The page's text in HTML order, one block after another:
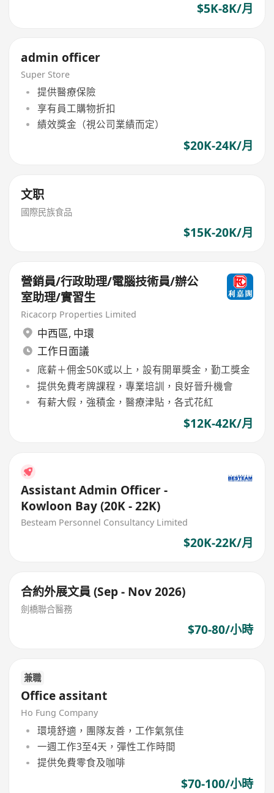
$5K-8K/月
admin officer
Super Store
提供醫療保險
享有員工購物折扣
績效獎金（視公司業績而定）
$20K-24K/月
文职
國際民族食品
$15K-20K/月
營銷員/行政助理/電腦技術員/辦公
室助理/實習生
Ricacorp Properties Limited
中西區, 中環
工作日面議
底薪＋佣金50K或以上，設有開單獎金，勤工獎金
提供免費考牌課程，專業培訓，良好晉升機會
有薪大假，強積金，醫療津貼，各式花紅
$12K-42K/月
Assistant Admin Officer -
Kowloon Bay (20K - 22K)
Besteam Personnel Consultancy Limited
$20K-22K/月
合約外展文員 (Sep - Nov 2026)
劍橋聯合醫務
$70-80/小時
兼職
Office assitant
Ho Fung Company
環境舒適，團隊友善，工作氣氛佳
一週工作3至4天，彈性工作時間
提供免費零食及咖啡
$70-100/小時